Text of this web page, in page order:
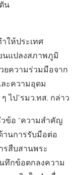
น
ให้ประเทศ
นแปลงสภาพภูมิ
ยความร่วมมือจาก
ะความอุดม
ไป”รมว.ทส. กล่าว
ข้อ “ความสำคัญ
นการรับมือต่อ
รสืบสานพระ
ทึกข้อตกลงความ